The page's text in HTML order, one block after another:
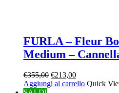
FURLA – Fleur
Medium –
€355,00 Il
prezzo
€213,00Il
prezzo
Aggiungi al carrello Quick